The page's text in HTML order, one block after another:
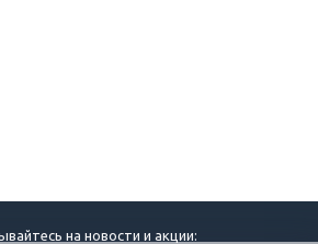
на новости и акции: